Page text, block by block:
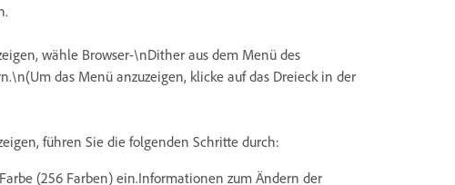
wähle Browser-\nDither aus dem Menü des
das Menü anzuzeigen, klicke auf das Dreieck in der
führen Sie die folgenden Schritte durch:
(256 Farben) ein.Informationen zum Ändern der